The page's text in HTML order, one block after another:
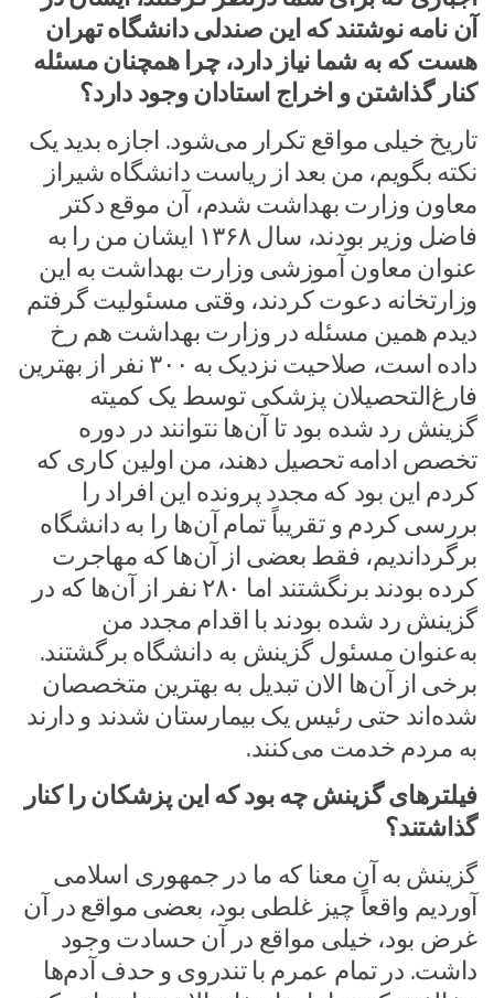
آن نامه نوشتند که این صندلی دانشگاه تهران
هست که به شما نیاز دارد، چرا همچنان مسئله
کنار گذاشتن و اخراج استادان وجود دارد؟
تاریخ خیلی مواقع تکرار می‌شود. اجازه بدید یک
نکته بگویم، من بعد از ریاست دانشگاه شیراز
معاون وزارت بهداشت شدم، آن موقع دکتر
فاضل وزیر بودند، سال ۱۳۶۸ ایشان من را به
عنوان معاون آموزشی وزارت بهداشت به این
وزارتخانه دعوت کردند، وقتی مسئولیت گرفتم
دیدم همین مسئله در وزارت بهداشت هم رخ
داده است، صلاحیت نزدیک به ۳۰۰ نفر از بهترین
فارغ‌التحصیلان پزشکی توسط یک کمیته
گزینش رد شده بود تا آن‌ها نتوانند در دوره
تخصص ادامه تحصیل دهند، من اولین کاری که
کردم این بود که مجدد پرونده این افراد را
بررسی کردم و تقریباً تمام آن‌ها را به دانشگاه
برگرداندیم، فقط بعضی از آن‌ها که مهاجرت
کرده بودند برنگشتند اما ۲۸۰ نفر از آن‌ها که در
گزینش رد شده بودند با اقدام مجدد من
به‌عنوان مسئول گزینش به دانشگاه برگشتند.
برخی از آن‌ها الان تبدیل به بهترین متخصصان
شده‌اند حتی رئیس یک بیمارستان شدند و دارند
به مردم خدمت می‌کنند.
فیلترهای گزینش چه بود که این پزشکان را کنار
گذاشتند؟
گزینش به آن معنا که ما در جمهوری اسلامی
آوردیم واقعاً چیز غلطی بود، بعضی مواقع در آن
غرض بود، خیلی مواقع در آن حسادت وجود
داشت. در تمام عمرم با تندروی و حدف آدم‌ها